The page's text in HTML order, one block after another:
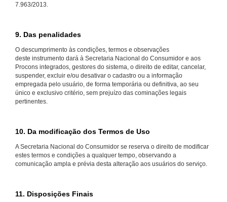
7.963/2013.
9. Das penalidades
O descumprimento às condições, termos e observações
deste instrumento dará à Secretaria Nacional do Consumidor e aos
Procons integrados, gestores do sistema, o direito de editar, cancelar,
suspender, excluir e/ou desativar o cadastro ou a informação
empregada pelo usuário, de forma temporária ou definitiva, ao seu
único e exclusivo critério, sem prejuízo das cominações legais
pertinentes.
10. Da modificação dos Termos de Uso
A Secretaria Nacional do Consumidor se reserva o direito de modificar
estes termos e condições a qualquer tempo, observando a
comunicação ampla e prévia desta alteração aos usuários do serviço.
11. Disposições Finais